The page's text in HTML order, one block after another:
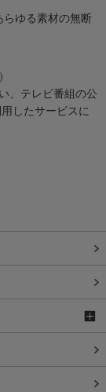
らゆる素材の無断
、テレビ番組の公
したサービスに